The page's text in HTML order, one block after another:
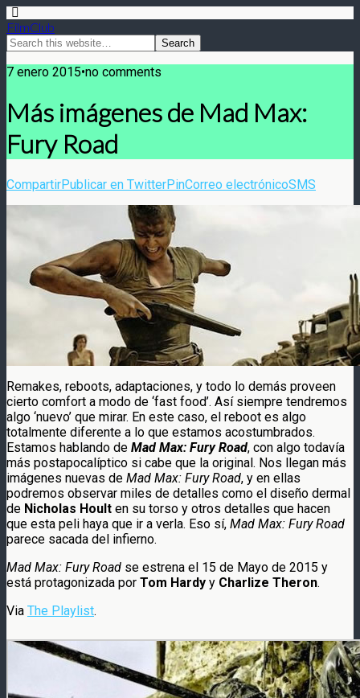
FilmClub
7 enero 2015•no comments
Más imágenes de Mad Max:
Fury Road
CompartirPublicar en TwitterPinCorreo electrónicoSMS
Remakes, reboots, adaptaciones, y todo lo demás proveen
cierto comfort a modo de ‘fast food’. Así siempre tendremos
algo ‘nuevo’ que mirar. En este caso, el reboot es algo
totalmente diferente a lo que estamos acostumbrados.
Estamos hablando de Mad Max: Fury Road, con algo todavía
más postapocalíptico si cabe que la original. Nos llegan más
imágenes nuevas de Mad Max: Fury Road, y en ellas
podremos observar miles de detalles como el diseño dermal
de Nicholas Hoult en su torso y otros detalles que hacen
que esta peli haya que ir a verla. Eso sí, Mad Max: Fury Road
parece sacada del infierno.
Mad Max: Fury Road se estrena el 15 de Mayo de 2015 y
está protagonizada por Tom Hardy y Charlize Theron.
Via The Playlist.